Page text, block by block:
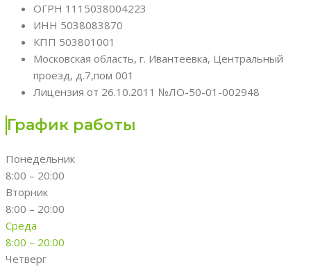
ОГРН 1115038004223
ИНН 5038083870
КПП 503801001
Московская область, г. Ивантеевка, Центральный
проезд, д.7,пом 001
Лицензия от 26.10.2011 №ЛО-50-01-002948
График работы
Понедельник
8:00 – 20:00
Вторник
8:00 – 20:00
Среда
8:00 – 20:00
Четверг